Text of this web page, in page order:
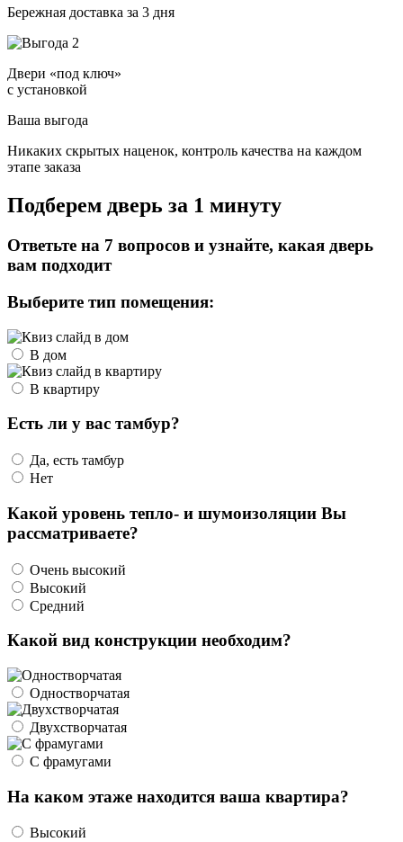
Бережная доставка за 3 дня
Двери «под ключ»
с установкой
Ваша выгода
Никаких скрытых наценок, контроль качества на каждом
этапе заказа
Подберем дверь за 1 минуту
Ответьте на 7 вопросов и узнайте, какая дверь
вам подходит
Выберите тип помещения:
В дом
В квартиру
Есть ли у вас тамбур?
Да, есть тамбур
Нет
Какой уровень тепло- и шумоизоляции Вы
рассматриваете?
Очень высокий
Высокий
Средний
Какой вид конструкции необходим?
Одностворчатая
Двухстворчатая
С фрамугами
На каком этаже находится ваша квартира?
Высокий